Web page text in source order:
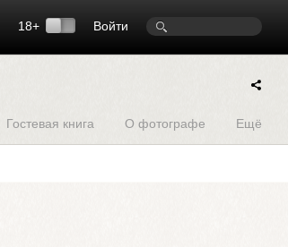
Войти
18+
Гостевая книга О фотографе Ещё